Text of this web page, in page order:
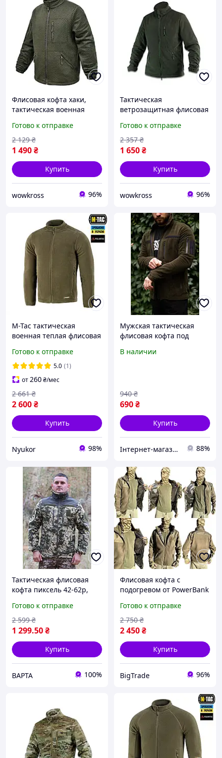
Флисовая кофта хаки,
тактическая военная
Готово к отправке
1 490₴
2 129 ₴
Купить
wowkross 96%
Тактическая
ветрозащитная флисовая
Militex mod. 5 Хаки
Готово к отправке
1 650₴
2 357 ₴
Купить
wowkross 96%
M-Tac тактическая
военная теплая флисовая
Готово к отправке
5.0 (1)
от260₴/мес
2 600₴
2 661 ₴
Купить
Nyukor 98%
Мужская тактическая
флисовая кофта под
флиска хаки
В наличии
690₴
940 ₴
Купить
Інтернет-магазин "COMFORT.shop" 88%
Тактическая флисовая
кофта пиксель 42-62р,
зсу, мужская военная
флиска пиксель
Готово к отправке
1 299.50₴
2 599 ₴
Купить
ВАРТА 100%
Флисовая кофта с
подогревом от PowerBank
Heat. Флиска армейская
военная Хаки 48-56
Готово к отправке
2 450₴
2 750 ₴
Купить
BigTrade 96%